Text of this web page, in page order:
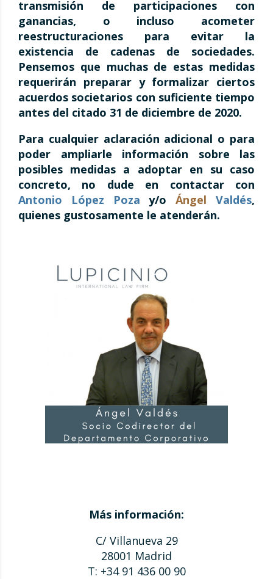
transmisión de participaciones con
ganancias, o incluso acometer
reestructuraciones para evitar la
existencia de cadenas de sociedades.
Pensemos que muchas de estas medidas
requerirán preparar y formalizar ciertos
acuerdos societarios con suficiente tiempo
antes del citado 31 de diciembre de 2020.
Para cualquier aclaración adicional o para
poder ampliarle información sobre las
posibles medidas a adoptar en su caso
concreto, no dude en contactar con
Antonio López Poza y/oÁngel Valdés,
quienes gustosamente le atenderán.
Más información:
C/ Villanueva 29
28001 Madrid
T: +34 91 436 00 90